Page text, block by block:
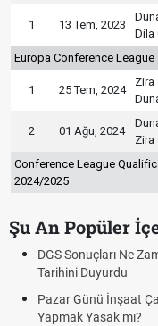
1 13 Tem, 2023
Dila
Europa Conference League
1 25 Tem, 2024
Zira
2 01 Ağu, 2024
Zira
Conference League
2024/2025
Şu An Popüler
DGS Sonuçları Ne
Tarihini Duyurdu
Pazar Günü İnşaat
Yapmak Yasak mı?